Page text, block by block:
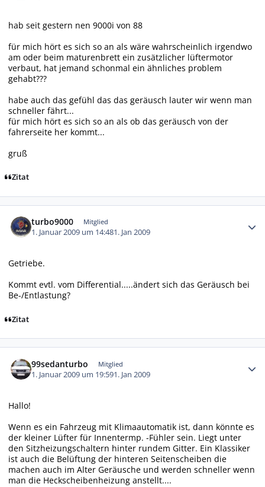
hab seit gestern nen 9000i von 88
für mich hört es sich so an als wäre wahrscheinlich irgendwo
am oder beim maturenbrett ein zusätzlicher lüftermotor
verbaut, hat jemand schonmal ein ähnliches problem
gehabt???
habe auch das gefühl das das geräusch lauter wir wenn man
schneller fährt...
für mich hört es sich so an als ob das geräusch von der
fahrerseite her kommt...
gruß
Zitat
turbo9000 Mitglied
1. Januar 2009 um 14:481. Jan 2009
Getriebe.
Kommt evtl. vom Differential.....ändert sich das Geräusch bei
Be-/Entlastung?
Zitat
99sedanturbo Mitglied
1. Januar 2009 um 19:591. Jan 2009
Hallo!
Wenn es ein Fahrzeug mit Klimaautomatik ist, dann könnte es
der kleiner Lüfter für Innentermp. -Fühler sein. Liegt unter
den Sitzheizungschaltern hinter rundem Gitter. Ein Klassiker
ist auch die Belüftung der hinteren Seitenscheiben die
machen auch im Alter Geräusche und werden schneller wenn
man die Heckscheibenheizung anstellt....